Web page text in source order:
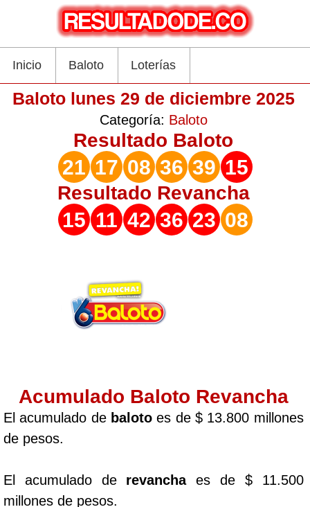
Inicio Baloto Loterías
Baloto lunes 29 de diciembre 2025
Categoría: Baloto
Resultado Baloto
21 17 08 36 39 15
Resultado Revancha
15 11 42 36 23 08
Acumulado Baloto Revancha
El acumulado de balotoes de $ 13.800 millones
de pesos.
El acumulado de revanchaes de $ 11.500
millones de pesos.